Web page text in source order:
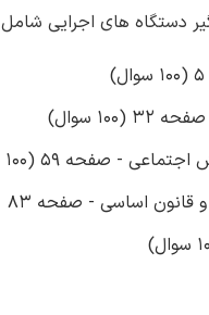
های اجرایی شامل 1685 سوال با
سوال)
- صفحه 59 (100 سوال)
قانون اساسی - صفحه 83